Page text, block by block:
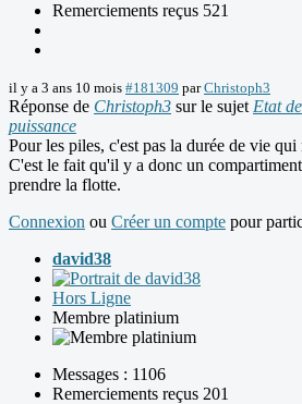
Remerciements reçus 521
il y a 3 ans 10 mois #181309 parChristoph3
Réponse de Christoph3 sur le sujet Etat
puissance
Pour les piles, c'est pas la durée de vie qui
C'est le fait qu'il y a donc un
prendre la flotte.
Connexion ou Créer un compte pour
david38
Hors Ligne
Membre platinium
Messages : 1106
Remerciements reçus 201